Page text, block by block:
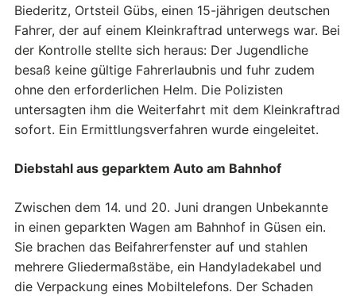
Biederitz, Ortsteil Gübs, einen 15-jährigen deutschen
Fahrer, der auf einem Kleinkraftrad unterwegs war. Bei
der Kontrolle stellte sich heraus: Der Jugendliche
besaß keine gültige Fahrerlaubnis und fuhr zudem
ohne den erforderlichen Helm. Die Polizisten
untersagten ihm die Weiterfahrt mit dem Kleinkraftrad
sofort. Ein Ermittlungsverfahren wurde eingeleitet.
Diebstahl aus geparktem Auto am Bahnhof
Zwischen dem 14. und 20. Juni drangen Unbekannte
in einen geparkten Wagen am Bahnhof in Güsen ein.
Sie brachen das Beifahrerfenster auf und stahlen
mehrere Gliedermaßstäbe, ein Handyladekabel und
die Verpackung eines Mobiltelefons. Der Schaden